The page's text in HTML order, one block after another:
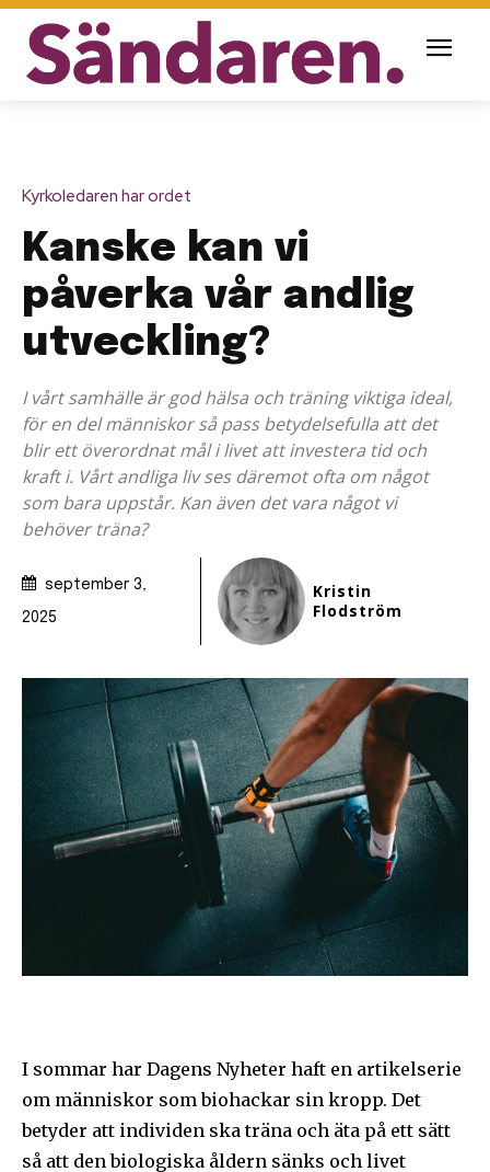
Kyrkoledaren har ordet
Kanske kan vi
påverka vår andlig
utveckling?
I vårt samhälle är god hälsa och träning viktiga ideal,
för en del människor så pass betydelsefulla att det
blir ett överordnat mål i livet att investera tid och
kraft i. Vårt andliga liv ses däremot ofta om något
som bara uppstår. Kan även det vara något vi
behöver träna?
september 3,
2025
Kristin
Flodström
I sommar har Dagens Nyheter haft en artikelserie
om människor som biohackar sin kropp. Det
betyder att individen ska träna och äta på ett sätt
så att den biologiska åldern sänks och livet